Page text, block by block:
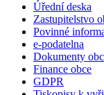
Úřední deska
Zastupitelstvo
Povinné
e-podatelna
Dokumenty
Finance obce
GDPR